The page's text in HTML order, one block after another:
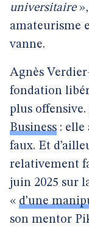
universitaire»,
amateurisme
vanne.
Agnès
fondation
plus offensive.
Business : elle
faux. Et
relativement
juin 2025 sur
« d’une
son mentor